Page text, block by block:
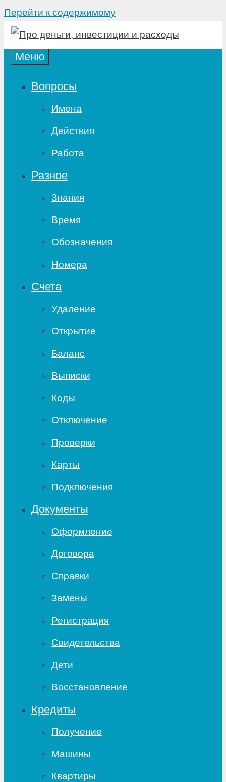
Перейти к содержимому
Меню
Вопросы
Имена
Действия
Работа
Разное
Знания
Время
Обозначения
Номера
Счета
Удаление
Открытие
Баланс
Выписки
Коды
Отключение
Проверки
Карты
Подключения
Документы
Оформление
Договора
Справки
Замены
Регистрация
Свидетельства
Дети
Восстановление
Кредиты
Получение
Машины
Квартиры